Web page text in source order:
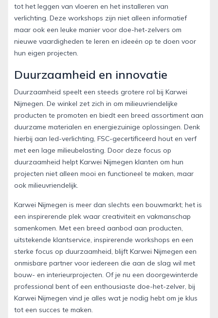
tot het leggen van vloeren en het installeren van
verlichting. Deze workshops zijn niet alleen informatief
maar ook een leuke manier voor doe-het-zelvers om
nieuwe vaardigheden te leren en ideeën op te doen voor
hun eigen projecten.
Duurzaamheid en innovatie
Duurzaamheid speelt een steeds grotere rol bij Karwei
Nijmegen. De winkel zet zich in om milieuvriendelijke
producten te promoten en biedt een breed assortiment aan
duurzame materialen en energiezuinige oplossingen. Denk
hierbij aan led-verlichting, FSC-gecertificeerd hout en verf
met een lage milieubelasting. Door deze focus op
duurzaamheid helpt Karwei Nijmegen klanten om hun
projecten niet alleen mooi en functioneel te maken, maar
ook milieuvriendelijk.
Karwei Nijmegen is meer dan slechts een bouwmarkt; het is
een inspirerende plek waar creativiteit en vakmanschap
samenkomen. Met een breed aanbod aan producten,
uitstekende klantservice, inspirerende workshops en een
sterke focus op duurzaamheid, blijft Karwei Nijmegen een
onmisbare partner voor iedereen die aan de slag wil met
bouw- en interieurprojecten. Of je nu een doorgewinterde
professional bent of een enthousiaste doe-het-zelver, bij
Karwei Nijmegen vind je alles wat je nodig hebt om je klus
tot een succes te maken.